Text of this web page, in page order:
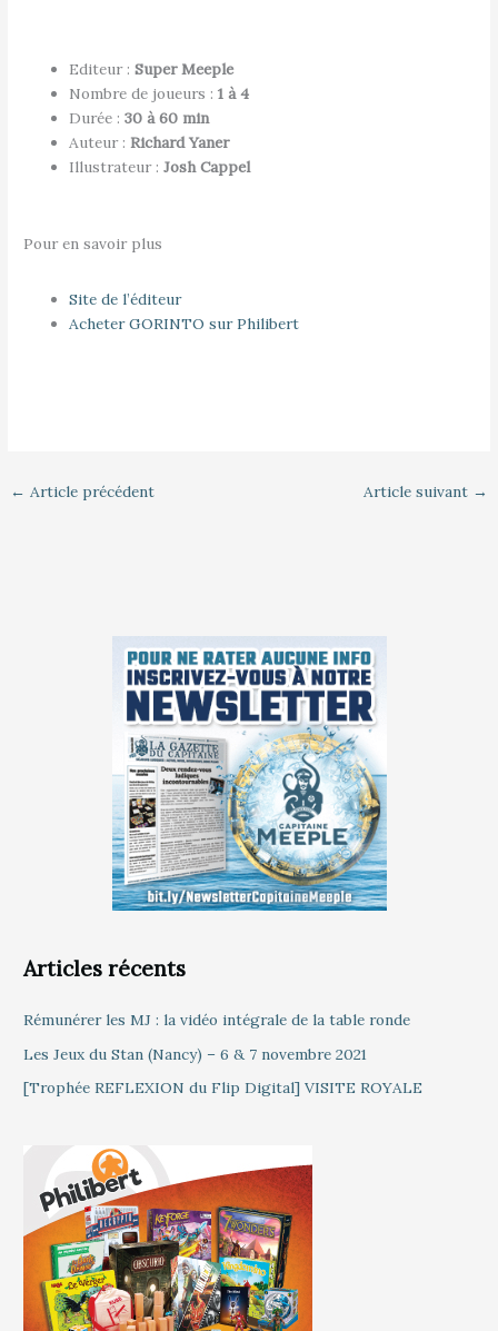
Editeur :Super Meeple
Nombre de joueurs :1 à 4
Durée :30 à 60 min
Auteur : Richard Yaner
Illustrateur :Josh Cappel
Pour en savoir plus
Site de l’éditeur
Acheter GORINTO sur Philibert
← Article précédent Article suivant →
Articles récents
Rémunérer les MJ : la vidéo intégrale de la table ronde
Les Jeux du Stan (Nancy) – 6 & 7 novembre 2021
[Trophée REFLEXION du Flip Digital] VISITE ROYALE